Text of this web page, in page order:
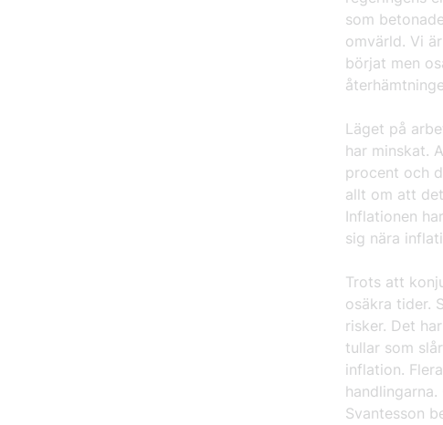
som
omvärld. Vi
börjat men
Läget på
har minskat.
procent och
allt om att
Inflationen
sig nära
Trots att
osäkra tider.
risker. Det
tullar som
inflation.
Svantesson